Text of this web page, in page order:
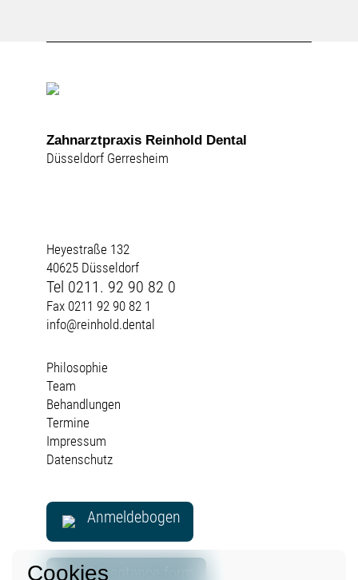
Zahnarztpraxis Reinhold Dental
Düsseldorf Gerresheim
Heyestraße 132
40625 Düsseldorf
Tel 0211. 92 90 82 0
Fax 0211 92 90 82 1
info@reinhold.dental
Philosophie
Team
Behandlungen
Termine
Impressum
Datenschutz
Anmeldebogen
Acceptance form
Cookies